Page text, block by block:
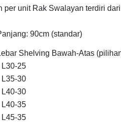
per unit Rak Swalayan terdiri
90cm (standar)
Shelving Bawah-Atas
L30-25
L35-30
L40-30
L40-35
L45-35